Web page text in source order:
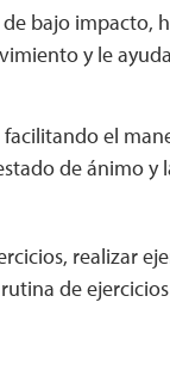
bajo impacto,
y le
el
de ánimo y
realizar
de